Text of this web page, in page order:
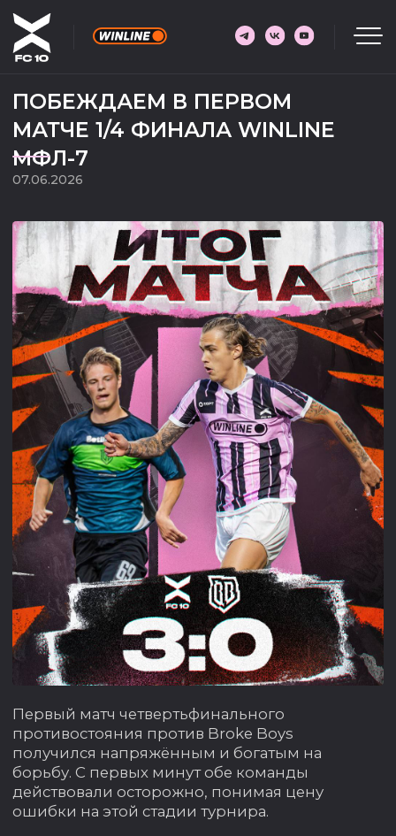
МАТЧЕ 1/4 ФИНАЛА WINLINE
МФЛ-7
Первый матч четвертьфинального
противостояния против Broke Boys
получился напряжённым и богатым на
борьбу. С первых минут обе команды
действовали осторожно, понимая цену
ошибки на этой стадии турнира.
Ключевым моментом первого тайма стало
удаление в составе соперника. На 15-й
минуте игрок Broke Boys Валерий Чуперка
получил вторую жёлтую карточку и оставил
свою команду в меньшинстве. Получив
численное преимущество, мы стали чаще
Несмотря на оказываемое давление и
созданные моменты, забитых мячей в
первом тайме зрители так и не увидели. На
перерыв команды ушли при счёте 0:0.
А вот результат пришёл уже во втором
тайме. На 28-й минуте, получив передачу от
07.06.2026